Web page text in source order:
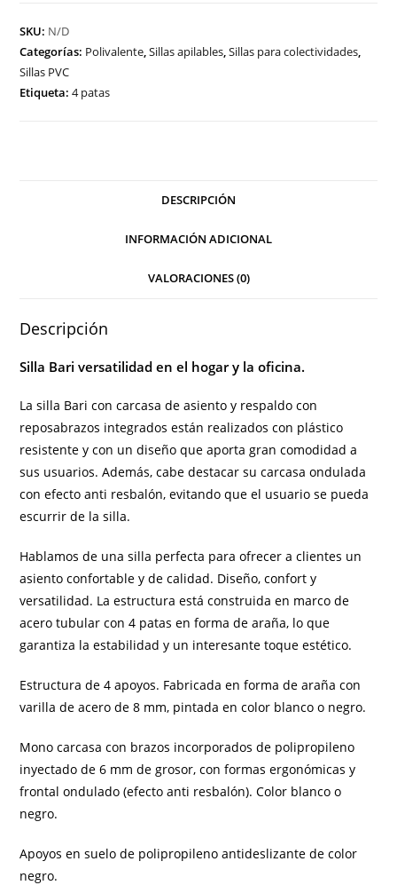
SKU: N/D
Categorías: Polivalente,Sillas apilables,Sillas para colectividades,
Sillas PVC
Etiqueta:4 patas
DESCRIPCIÓN
INFORMACIÓN ADICIONAL
VALORACIONES (0)
Descripción
Silla Bari versatilidad en el hogar y la oficina.
La silla Bari con carcasa de asiento y respaldo con
reposabrazos integrados están realizados con plástico
resistente y con un diseño que aporta gran comodidad a
sus usuarios. Además, cabe destacar su carcasa ondulada
con efecto anti resbalón, evitando que el usuario se pueda
escurrir de la silla.
Hablamos de una silla perfecta para ofrecer a clientes un
asiento confortable y de calidad. Diseño, confort y
versatilidad. La estructura está construida en marco de
acero tubular con 4 patas en forma de araña, lo que
garantiza la estabilidad y un interesante toque estético.
Estructura de 4 apoyos. Fabricada en forma de araña con
varilla de acero de 8 mm, pintada en color blanco o negro.
Mono carcasa con brazos incorporados de polipropileno
inyectado de 6 mm de grosor, con formas ergonómicas y
frontal ondulado (efecto anti resbalón). Color blanco o
negro.
Apoyos en suelo de polipropileno antideslizante de color
negro.